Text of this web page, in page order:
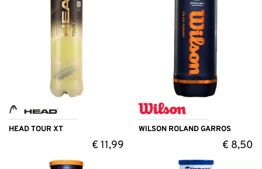
HEAD TOUR XT
€11,99
WILSON ROLAND GARROS
€ 8,50